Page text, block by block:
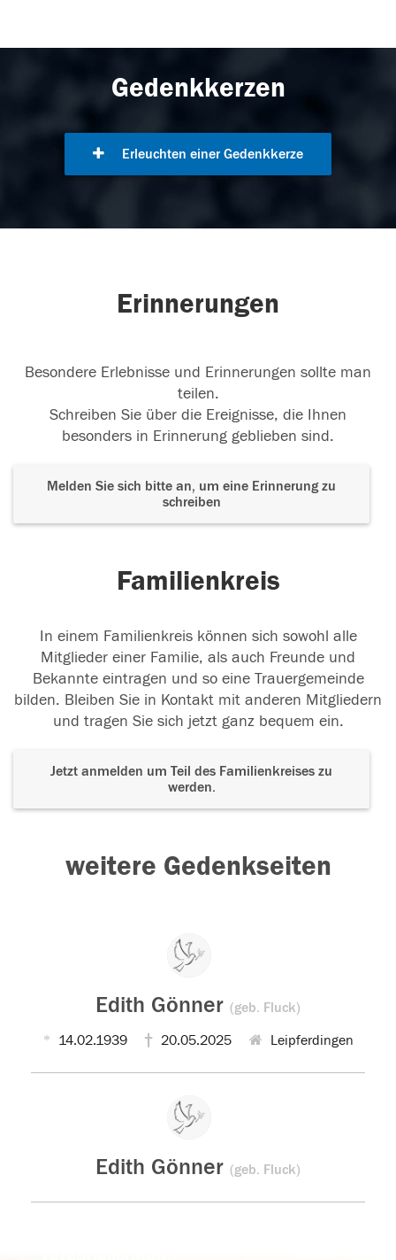
Gedenkkerzen
Erleuchten einer Gedenkkerze
Erinnerungen
Besondere Erlebnisse und Erinnerungen sollte man
teilen.
Schreiben Sie über die Ereignisse, die Ihnen
besonders in Erinnerung geblieben sind.
Melden Sie sich bitte an, um eine Erinnerung zu
schreiben
Familienkreis
In einem Familienkreis können sich sowohl alle
Mitglieder einer Familie, als auch Freunde und
Bekannte eintragen und so eine Trauergemeinde
bilden. Bleiben Sie in Kontakt mit anderen Mitgliedern
und tragen Sie sich jetzt ganz bequem ein.
Jetzt anmelden um Teil des Familienkreises zu
werden.
weitere Gedenkseiten
Edith Gönner (geb. Fluck)
14.02.1939 20.05.2025 Leipferdingen
Edith Gönner (geb. Fluck)